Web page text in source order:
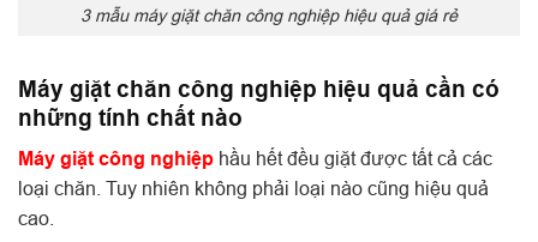
3 mẫu máy giặt chăn công nghiệp hiệu quả giá rẻ
Máy giặt chăn công nghiệp hiệu quả cần có
những tính chất nào
Máy giặt công nghiệp hầu hết đều giặt được tất cả các
loại chăn. Tuy nhiên không phải loại nào cũng hiệu quả
cao.